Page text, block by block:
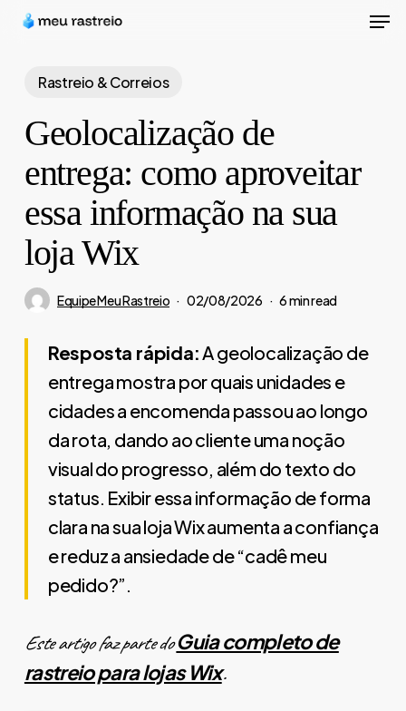
Skip
content
Rastreio & Correios
Geolocalização de
entrega: como aproveitar
essa informação na sua
loja Wix
Equipe Meu Rastreio 02/08/2026 6 min read
Resposta rápida: A geolocalização de
entrega mostra por quais unidades e
cidades a encomenda passou ao longo
da rota, dando ao cliente uma noção
visual do progresso, além do texto do
status. Exibir essa informação de forma
clara na sua loja Wix aumenta a confiança
e reduz a ansiedade de “cadê meu
pedido?”.
Este artigo faz parte doGuia completo de
rastreio para lojas Wix.